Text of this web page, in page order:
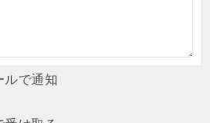
ルで通知